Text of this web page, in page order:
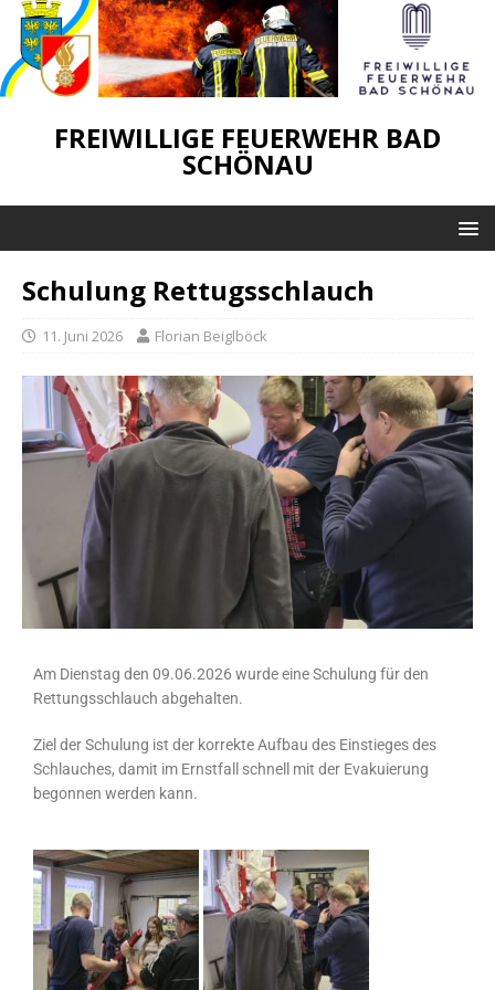
FREIWILLIGE FEUERWEHR BAD
SCHÖNAU
Schulung Rettugsschlauch
11. Juni 2026 Florian Beiglböck
Am Dienstag den 09.06.2026 wurde eine Schulung für den
Rettungsschlauch abgehalten.
Ziel der Schulung ist der korrekte Aufbau des Einstieges des
Schlauches, damit im Ernstfall schnell mit der Evakuierung
begonnen werden kann.